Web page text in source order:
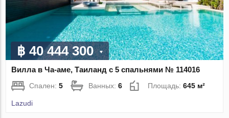
฿ 40 444 300
Вилла в Ча-аме, Таиланд с 5 спальнями № 114016
Спален:5 Ванных:6 Площадь:645 м²
Lazudi